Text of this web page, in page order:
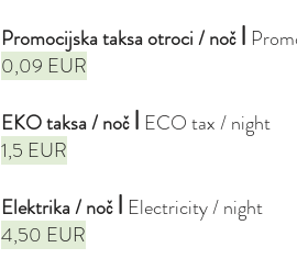
Promocijska taksa otroci / nočI
0,09 EUR
EKO taksa / nočI ECOtax / night
1,5 EUR
Elektrika / nočI Electricity / night
4,50 EUR